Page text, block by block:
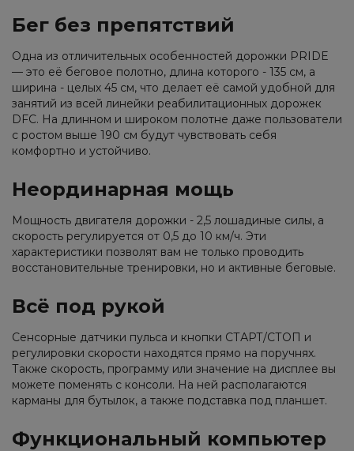
Бег без препятствий
Одна из отличительных особенностей дорожки PRIDE
— это её беговое полотно, длина которого - 135 см, а
ширина - целых 45 см, что делает её самой удобной для
занятий из всей линейки реабилитационных дорожек
DFC. На длинном и широком полотне даже пользователи
с ростом выше 190 см будут чувствовать себя
комфортно и устойчиво.
Неординарная мощь
Мощность двигателя дорожки - 2,5 лошадиные силы, а
скорость регулируется от 0,5 до 10 км/ч. Эти
характеристики позволят вам не только проводить
восстановительные тренировки, но и активные беговые.
Всё под рукой
Сенсорные датчики пульса и кнопки СТАРТ/СТОП и
регулировки скорости находятся прямо на поручнях.
Также скорость, программу или значение на дисплее вы
можете поменять с консоли. На ней располагаются
карманы для бутылок, а также подставка под планшет.
Функциональный компьютер